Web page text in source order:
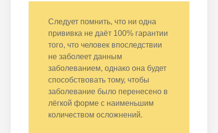
Следует помнить, что ни одна
прививка не даёт 100% гарантии
того, что человек впоследствии
не заболеет данным
заболеванием, однако она будет
способствовать тому, чтобы
заболевание было перенесено в
лёгкой форме с наименьшим
количеством осложнений.